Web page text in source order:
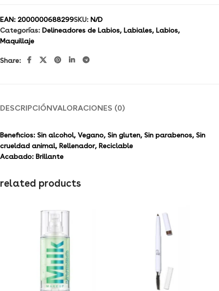
EAN: 2000000688299SKU: N/D
Categorías: Delineadores de Labios, Labiales, Labios,
Maquillaje
Share:
DESCRIPCIÓNVALORACIONES (0)
Beneficios: Sin alcohol, Vegano, Sin gluten, Sin parabenos, Sin
crueldad animal, Rellenador, Reciclable
Acabado: Brillante
related products